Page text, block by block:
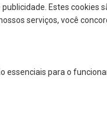
Estes cookies
serviços, você
essenciais para o